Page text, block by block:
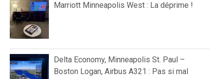
Marriott Minneapolis West : La déprime !
Delta Economy, Minneapolis St. Paul –
Boston Logan, Airbus A321 : Pas si mal